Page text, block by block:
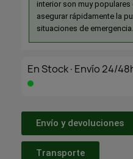
interior son muy
asegurar rápidamente la
situaciones de emergencia.
En Stock·Envío 24/
Envío y devoluciones
Transporte